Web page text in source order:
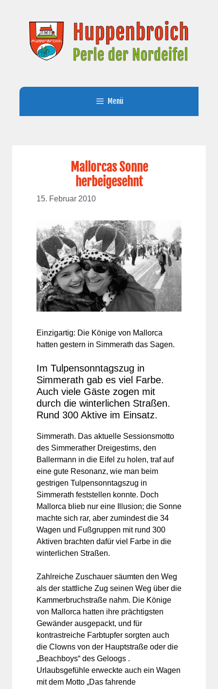
springen
Menü
Mallorcas Sonne
herbeigesehnt
15. Februar 2010
Einzigartig: Die Könige von Mallorca
hatten gestern in Simmerath das Sagen.
Im Tulpensonntagszug in
Simmerath gab es viel Farbe.
Auch viele Gäste zogen mit
durch die winterlichen Straßen.
Rund 300 Aktive im Einsatz.
Simmerath. Das aktuelle Sessionsmotto
des Simmerather Dreige­stirns, den
Ballermann in die Eifel zu holen, traf auf
eine gute Resonanz, wie man beim
gestrigen Tulpensonntagszug in
Simmerath feststellen konnte. Doch
Mallorca blieb nur eine Illusion; die Sonne
machte sich rar, aber zumindest die 34
Wagen und Fußgruppen mit rund 300
Aktiven brachten dafür viel Farbe in die
winterlichen Straßen.
Zahlreiche Zuschauer säumten den Weg
als der stattliche Zug seinen Weg über die
Kammerbruchstraße nahm. Die Könige
von Mallorca hatten ihre prächtigsten
Gewänder ausgepackt, und für
kontrastreiche Farbtupfer sorgten auch
die Clowns von der Hauptstraße oder die
„Beachboys“ des Geloogs .
Urlaubsgefühle erweckte auch ein Wagen
mit dem Motto „Das fahrende